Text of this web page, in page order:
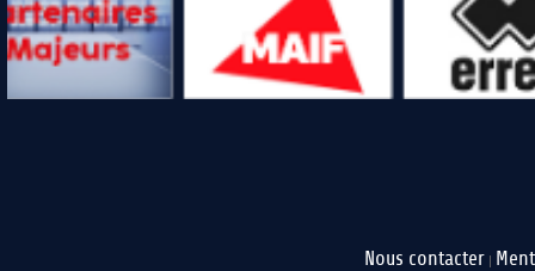
Nous contacter |